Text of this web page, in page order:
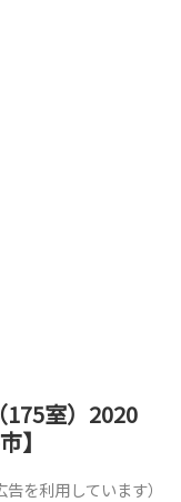
室）2020
】
告を利用しています）